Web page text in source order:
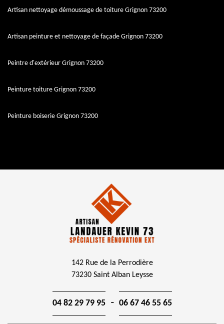
Artisan nettoyage démoussage de toiture Grignon 73200
Artisan peinture et nettoyage de façade Grignon 73200
Peintre d'extérieur Grignon 73200
Peinture toiture Grignon 73200
Peinture boiserie Grignon 73200
142 Rue de la Perrodière
73230 Saint Alban Leysse
04 82 29 79 95 - 06 67 46 55 65